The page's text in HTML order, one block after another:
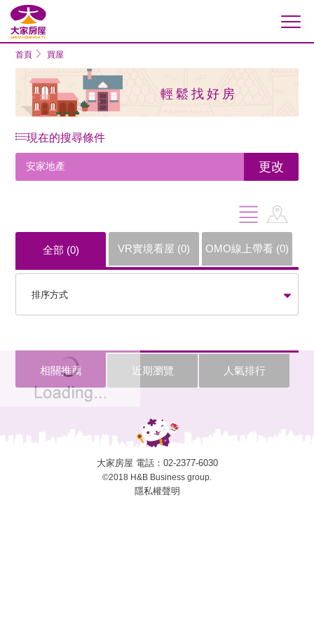
首頁 買屋
輕鬆找好房
現在的搜尋條件
安家地產 更改
全部 (0) VR實境看屋 (0) OMO線上帶看 (0)
排序方式
相關推薦 近期瀏覽 人氣排行
大家房屋 電話： 02-2377-6030
©2018 H&B Business group.
隱私權聲明